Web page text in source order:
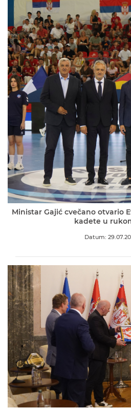
Ministar Gajić cvečano otvario
kadete u
Datum: